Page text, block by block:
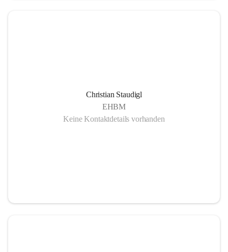
Christian Staudigl
EHBM
Keine Kontaktdetails vorhanden